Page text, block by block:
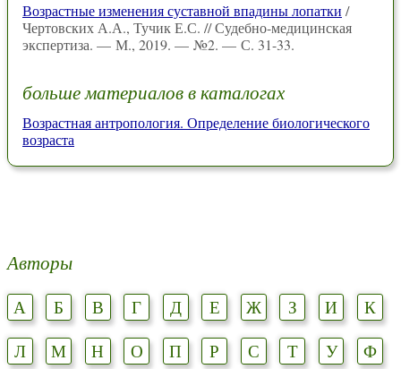
Возрастные изменения суставной впадины лопатки /
Чертовских А.А., Тучик Е.С. // Судебно-медицинская
экспертиза. — М., 2019. — №2. — С. 31-33.
больше материалов в каталогах
Возрастная антропология. Определение биологического
возраста
Авторы
А Б В Г Д Е Ж З И
К
Л
М Н О П Р С Т У
Ф